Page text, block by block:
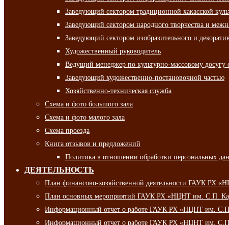
Заведующий сектором традиционной хакасской
Заведующий сектором народного творчества и
Заведующий сектором изобразительного и
Художественный руководитель
Ведущий менеджер по культурно-массовому досугу
Заведующий художественно-постановочной частью
Хозяйственно-техническая служба
Схема и фото большого зала
Схема и фото малого зала
Схема проезда
Книга отзывов и предложений
Политика в отношении обработки персональных
ДЕЯТЕЛЬНОСТЬ
План финансово-хозяйственной деятельности ГАУК РХ
План основных мероприятий ГАУК РХ «НЦНТ им. С.П.
Информационный отчет о работе ГАУК РХ «НЦНТ им.
Информационный отчет о работе ГАУК РХ «НЦНТ им.